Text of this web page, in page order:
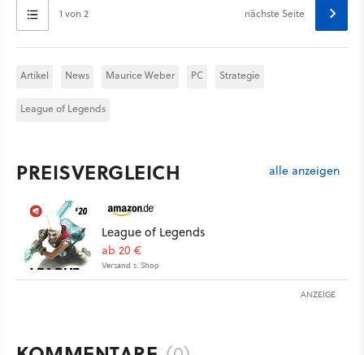
1 von 2 nächste Seite
Artikel News Maurice Weber PC Strategie
League of Legends
PREISVERGLEICH alle anzeigen
League of Legends
ab 20 €
Versand s. Shop
ANZEIGE